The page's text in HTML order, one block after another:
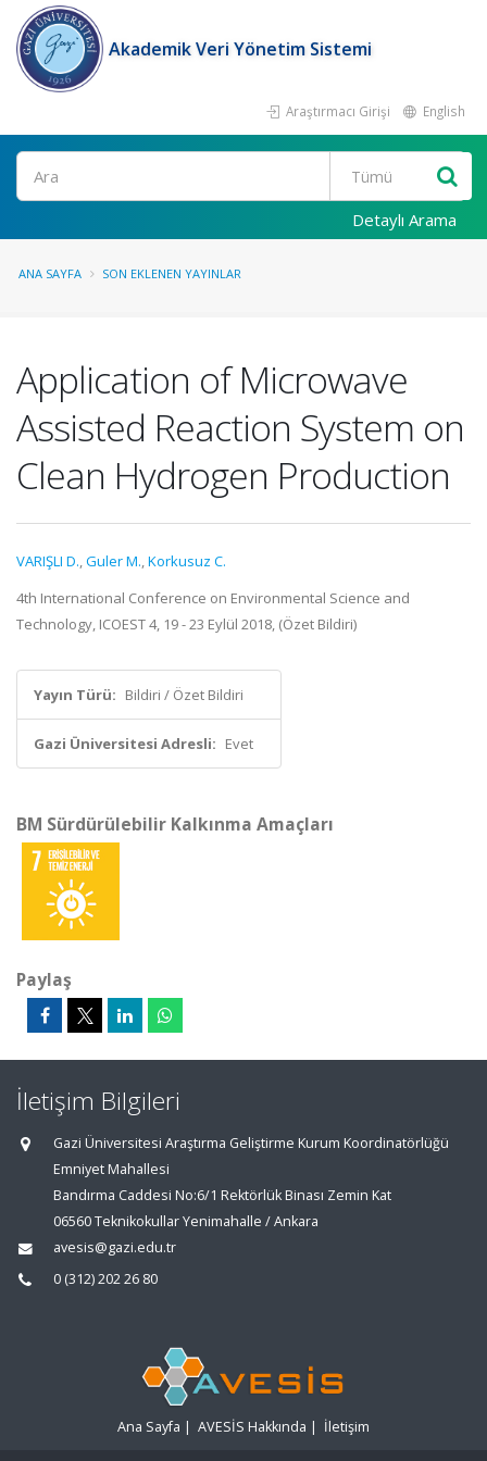
Akademik Veri Yönetim Sistemi
Araştırmacı Girişi English
Ara
Detaylı Arama
ANA SAYFA SON EKLENEN YAYINLAR
Application of Microwave
Assisted Reaction System on
Clean Hydrogen Production
VARIŞLI D.,Guler M.,Korkusuz C.
4th International Conference on Environmental Science and
Technology, ICOEST 4, 19 - 23 Eylül 2018, (Özet Bildiri)
Yayın Türü: Bildiri / Özet Bildiri
Gazi Üniversitesi Adresli: Evet
BM Sürdürülebilir Kalkınma Amaçları
Paylaş
İletişim Bilgileri
Gazi Üniversitesi Araştırma Geliştirme Kurum Koordinatörlüğü
Emniyet Mahallesi
Bandırma Caddesi No:6/1 Rektörlük Binası Zemin Kat
06560 Teknikokullar Yenimahalle / Ankara
avesis@gazi.edu.tr
0 (312) 202 26 80
Ana Sayfa | AVESİS Hakkında | İletişim